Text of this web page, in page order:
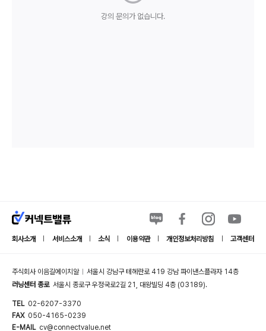
강의 문의가 없습니다.
회사소개 서비스소개 소식 이용약관 개인정보처리방침 고객센터
주식회사 이음길에이치알
서울시 강남구 테헤란로 419 강남 파이낸스플라자 14층
러닝센터 종로 서울시 종로구 우정국로2길 21, 대왕빌딩 4층 (03189).
TEL 02-6207-3370
FAX 050-4165-0239
E-MAIL cv@connectvalue.net